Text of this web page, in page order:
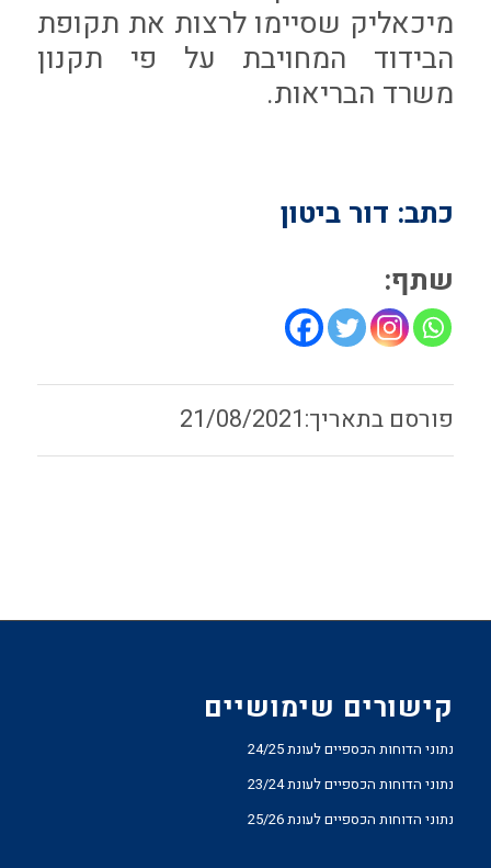
מיכאליק שסיימו לרצות את תקופת
הבידוד המחויבת על פי תקנון
משרד הבריאות.
כתב: דור ביטון
שתף:
21/08/2021
קישורים שימושיים
נתוני הדוחות הכספיים לעונת 24/25
נתוני הדוחות הכספיים לעונת 23/24
נתוני הדוחות הכספיים לעונת 25/26